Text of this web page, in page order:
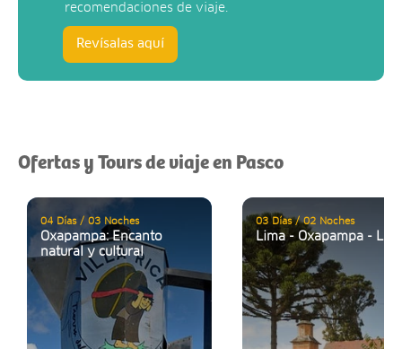
recomendaciones de viaje.
Revísalas aquí
Ofertas y Tours de viaje en Pasco
04 Días / 03 Noches
Oxapampa: Encanto
natural y cultural
03 Días / 02 Noches
Lima - Oxapampa -